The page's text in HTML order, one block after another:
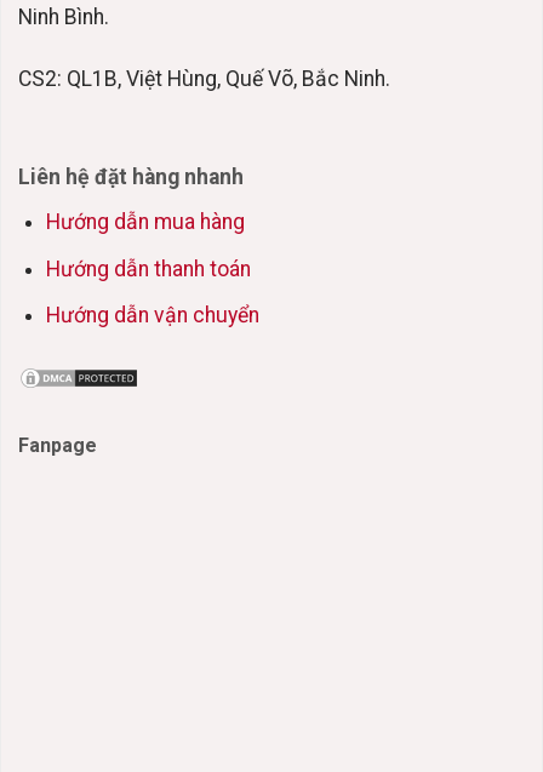
Ninh Bình.
CS2: QL1B, Việt Hùng, Quế Võ, Bắc Ninh.
Liên hệ đặt hàng nhanh
Hướng dẫn mua hàng
Hướng dẫn thanh toán
Hướng dẫn vận chuyển
Fanpage